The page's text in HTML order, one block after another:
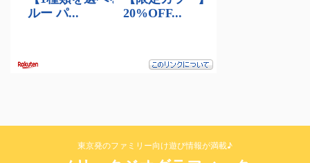
東京発のファミリー向け遊び情報が満載♪